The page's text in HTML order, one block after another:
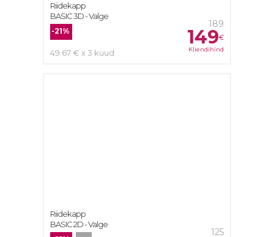
189
149€
Kliendihind
-21%
49.67 € x 3 kuud
Riidekapp
BASIC 3D - Valge
125
Riidekapp
BASIC 2D - Valge